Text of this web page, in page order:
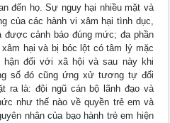
đến họ. Sự nguy hại nhiều mặt và
của các hành vi xâm hại tình dục,
cảnh báo đúng mức; đa phần
hại và bị bóc lột có tâm lý mặc
đối với xã hội và sau này khi
số đó cũng ứng xử tương tự đối
ra là: đội ngũ cán bộ lãnh đạo và
như thế nào về quyền trẻ em và
nhân của bạo hành trẻ em hiện